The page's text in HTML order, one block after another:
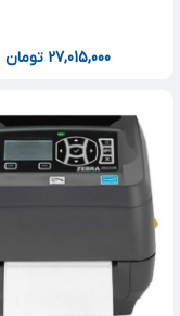
27,015,000 تومان